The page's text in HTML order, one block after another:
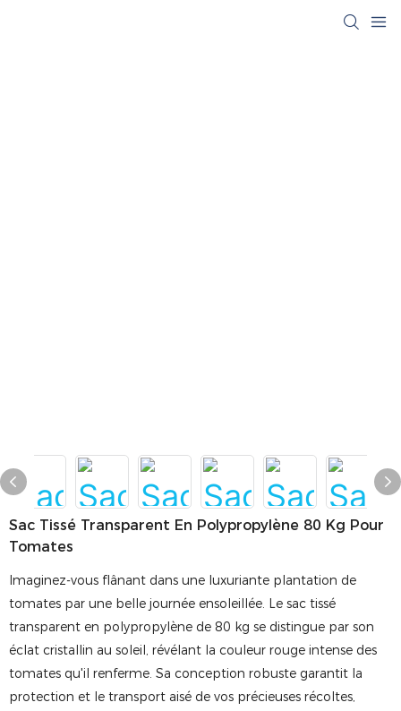
Sac Tissé Transparent En Polypropylène 80 Kg Pour
Tomates
Imaginez-vous flânant dans une luxuriante plantation de
tomates par une belle journée ensoleillée. Le sac tissé
transparent en polypropylène de 80 kg se distingue par son
éclat cristallin au soleil, révélant la couleur rouge intense des
tomates qu'il renferme. Sa conception robuste garantit la
protection et le transport aisé de vos précieuses récoltes,